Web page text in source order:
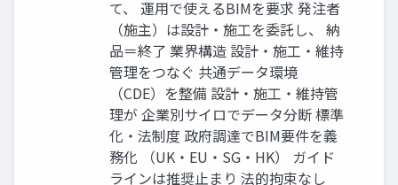
て、 運用で使えるBIMを要求 発注者
（施主）は設計・施工を委託し、 納
品＝終了 業界構造 設計・施工・維持
管理をつなぐ 共通データ環境
（CDE）を整備 設計・施工・維持管
理が 企業別サイロでデータ分断 標準
化・法制度 政府調達でBIM要件を義
務化 （UK・EU・SG・HK） ガイド
ラインは推奨止まり 法的拘束なし